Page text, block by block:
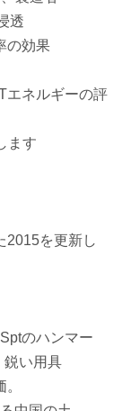
透
の効果
エネルギーの評
ます
2015を更新し
のハンマー
鋭い用具